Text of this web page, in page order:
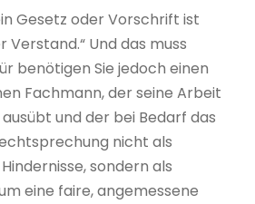
Gesetz oder Vorschrift ist
Und das muss
benötigen Sie jedoch einen
Fachmann, der seine Arbeit
und der bei Bedarf das
nicht als
sondern als
eine faire, angemessene